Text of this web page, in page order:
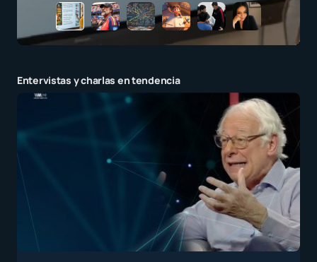
Entervistas y charlas en tendencia